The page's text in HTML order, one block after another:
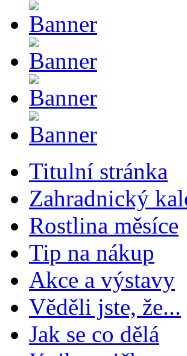
Titulní stránka
Zahradnický
Rostlina měsíce
Tip na nákup
Akce a výstavy
Věděli jste, že...
Jak se co dělá